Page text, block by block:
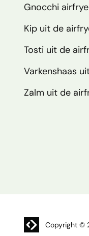
Gnocchi
Kip uit de
Tosti uit de
Varkenshaas
Zalm uit de
Website
Copyright ©